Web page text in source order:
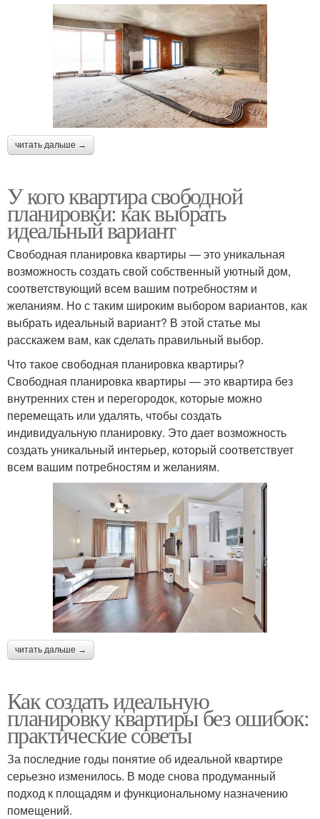
читать дальше →
У кого квартира свободной
планировки: как выбрать
идеальный вариант
Свободная планировка квартиры — это уникальная
возможность создать свой собственный уютный дом,
соответствующий всем вашим потребностям и
желаниям. Но с таким широким выбором вариантов, как
выбрать идеальный вариант? В этой статье мы
расскажем вам, как сделать правильный выбор.
Что такое свободная планировка квартиры?
Свободная планировка квартиры — это квартира без
внутренних стен и перегородок, которые можно
перемещать или удалять, чтобы создать
индивидуальную планировку. Это дает возможность
создать уникальный интерьер, который соответствует
всем вашим потребностям и желаниям.
читать дальше →
Как создать идеальную
планировку квартиры без ошибок:
практические советы
За последние годы понятие об идеальной квартире
серьезно изменилось. В моде снова продуманный
подход к площадям и функциональному назначению
помещений.